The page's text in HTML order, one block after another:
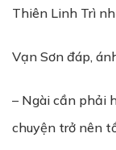
Thiên Linh Trì
Vạn Sơn đáp,
– Ngài cần phải
chuyện trở nên